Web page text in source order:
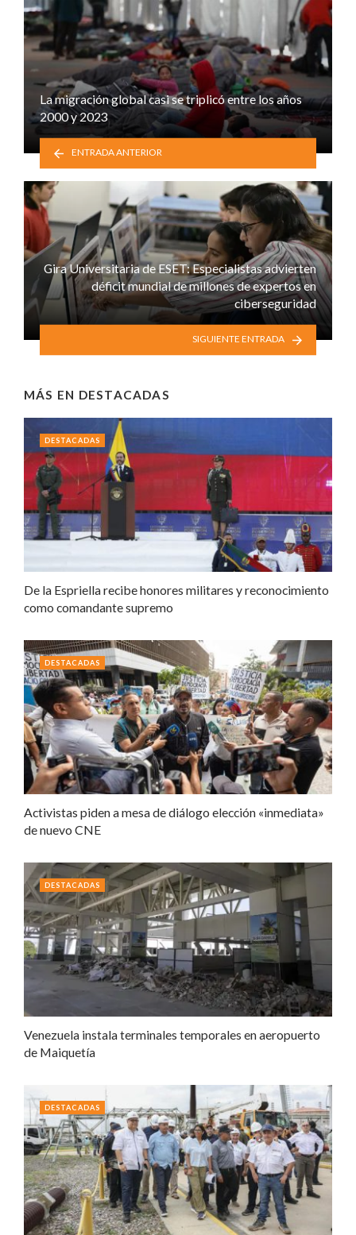
La migración global casi se triplicó entre los años
2000 y 2023
ENTRADA ANTERIOR
Gira Universitaria de ESET: Especialistas advierten
déficit mundial de millones de expertos en
ciberseguridad
SIGUIENTE ENTRADA
MÁS EN DESTACADAS
De la Espriella recibe honores militares y reconocimiento
como comandante supremo
DESTACADAS
Activistas piden a mesa de diálogo elección «inmediata»
de nuevo CNE
DESTACADAS
Venezuela instala terminales temporales en aeropuerto
de Maiquetía
DESTACADAS
DESTACADAS